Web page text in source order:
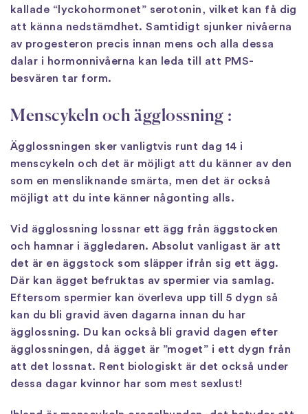
kallade “lyckohormonet” serotonin, vilket kan få dig
att känna nedstämdhet. Samtidigt sjunker nivåerna
av progesteron precis innan mens och alla dessa
dalar i hormonnivåerna kan leda till att PMS-
besvären tar form.
Menscykeln och ägglossning :
Ägglossningen sker vanligtvis runt dag 14 i
menscykeln och det är möjligt att du känner av den
som en mensliknande smärta, men det är också
möjligt att du inte känner någonting alls.
Vid ägglossning lossnar ett ägg från äggstocken
och hamnar i äggledaren. Absolut vanligast är att
det är en äggstock som släpper ifrån sig ett ägg.
Där kan ägget befruktas av spermier via samlag.
Eftersom spermier kan överleva upp till 5 dygn så
kan du bli gravid även dagarna innan du har
ägglossning. Du kan också bli gravid dagen efter
ägglossningen, då ägget är ”moget” i ett dygn från
att det lossnat. Rent biologiskt är det också under
dessa dagar kvinnor har som mest sexlust!